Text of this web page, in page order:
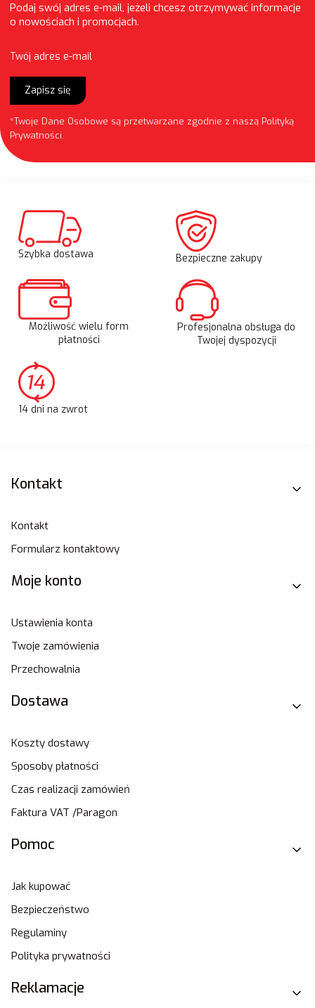
Podaj swój adres e-mail, jeżeli chcesz otrzymywać informacje
o nowościach i promocjach.
Twój adres e-mail
Zapisz się
*Twoje Dane Osobowe są przetwarzane zgodnie z naszą Polityką
Prywatności.
Szybka dostawa Bezpieczne zakupy
Możliwość wielu form
płatności
Profesjonalna obsługa do
Twojej dyspozycji
14 dni na zwrot
Linki w stopce
Kontakt
Kontakt
Formularz kontaktowy
Moje konto
Ustawienia konta
Twoje zamówienia
Przechowalnia
Dostawa
Koszty dostawy
Sposoby płatności
Czas realizacji zamówień
Faktura VAT /Paragon
Pomoc
Jak kupować
Bezpieczeństwo
Regulaminy
Polityka prywatności
Reklamacje